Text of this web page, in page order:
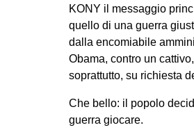
KONY il messaggio
quello di una guerra
dalla encomiabile
Obama, contro un
soprattutto, su richiesta
Che bello: il popolo
guerra giocare.